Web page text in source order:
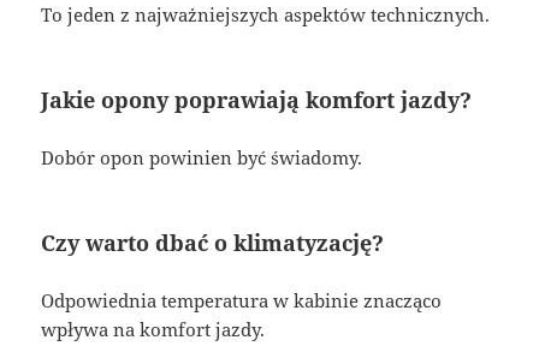
To jeden z najważniejszych aspektów technicznych.
Jakie opony poprawiają komfort jazdy?
Dobór opon powinien być świadomy.
Czy warto dbać o klimatyzację?
Odpowiednia temperatura w kabinie znacząco
wpływa na komfort jazdy.